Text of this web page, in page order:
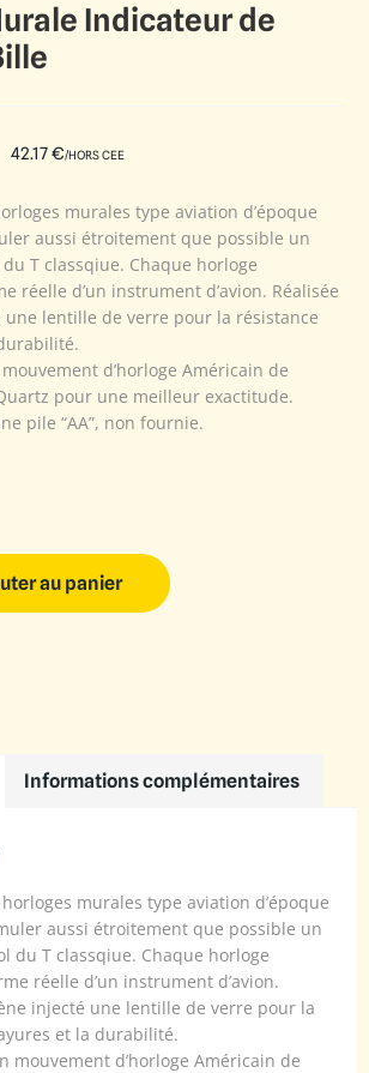
Indicateur de
42.17€/HORS CEE
murales type aviation d’époque
aussi étroitement que possible un
T classqiue. Chaque horloge
réelle d’un instrument d’avion. Réalisée
une lentille de verre pour la résistance
d’horloge Américain de
pour une meilleur exactitude.
pile “AA”, non fournie.
au panier
Informations complémentaires
murales type aviation d’époque
aussi étroitement que possible un
du T classqiue. Chaque horloge
réelle d’un instrument d’avion.
injecté une lentille de verre pour la
et la durabilité.
mouvement d’horloge Américain de